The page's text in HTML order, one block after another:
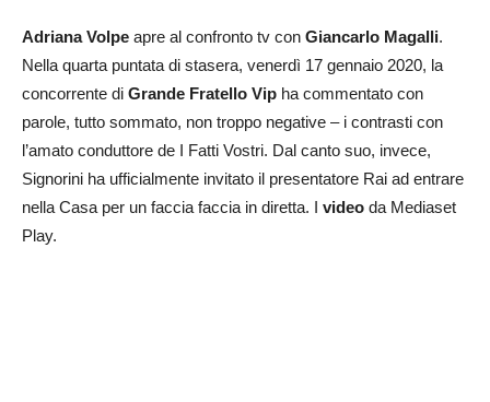
Adriana Volpe apre al confronto tv con Giancarlo Magalli.
Nella quarta puntata di stasera, venerdì 17 gennaio 2020, la
concorrente di Grande Fratello Vip ha commentato con
parole, tutto sommato, non troppo negative – i contrasti con
l’amato conduttore de I Fatti Vostri. Dal canto suo, invece,
Signorini ha ufficialmente invitato il presentatore Rai ad entrare
nella Casa per un faccia faccia in diretta. I video da Mediaset
Play.